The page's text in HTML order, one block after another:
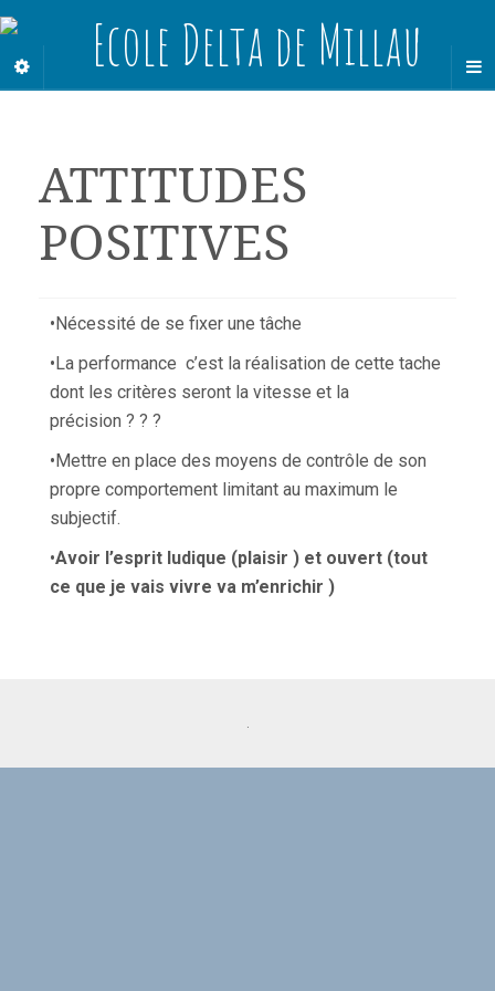
ATTITUDES
POSITIVES
•Nécessité de se fixer une tâche
•La performance c’est la réalisation de cette tache
dont les critères seront la vitesse et la
précision ? ? ?
•Mettre en place des moyens de contrôle de son
propre comportement limitant au maximum le
subjectif.
•Avoir l’esprit ludique (plaisir ) et ouvert (tout
ce que je vais vivre va m’enrichir )
.